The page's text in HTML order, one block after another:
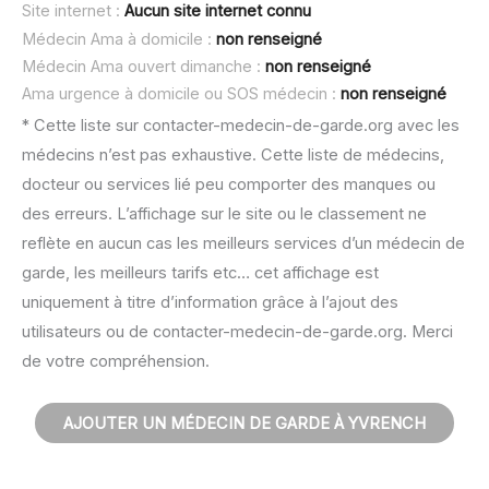
Site internet : Aucun site internet connu
Médecin Ama à domicile : non renseigné
Médecin Ama ouvert dimanche : non renseigné
Ama urgence à domicile ou SOS médecin : non renseigné
* Cette liste sur contacter-medecin-de-garde.org avec les
médecins n’est pas exhaustive. Cette liste de médecins,
docteur ou services lié peu comporter des manques ou
des erreurs. L’affichage sur le site ou le classement ne
reflète en aucun cas les meilleurs services d’un médecin de
garde, les meilleurs tarifs etc… cet affichage est
uniquement à titre d’information grâce à l’ajout des
utilisateurs ou de contacter-medecin-de-garde.org. Merci
de votre compréhension.
AJOUTER UN MÉDECIN DE GARDE À YVRENCH